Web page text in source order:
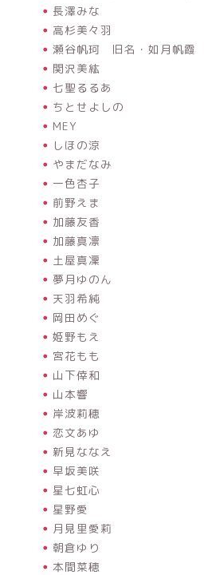
長澤みな
高杉美々羽
瀬谷帆珂 旧名・如月帆霞
関沢美紘
七聖るるあ
ちとせよしの
MEY
しほの涼
やまだなみ
一色杏子
前野えま
加藤友香
加藤真凛
土屋真凜
夢月ゆのん
天羽希純
岡田めぐ
姫野もえ
宮花もも
山下倖和
山本響
岸波莉穂
恋文あゆ
新見ななえ
早坂美咲
星七虹心
星野愛
月見里愛莉
朝倉ゆり
本間菜穂